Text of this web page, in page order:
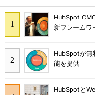
HubSpot
新フレームワ
HubSpotが無
能を提供
HubSpotと